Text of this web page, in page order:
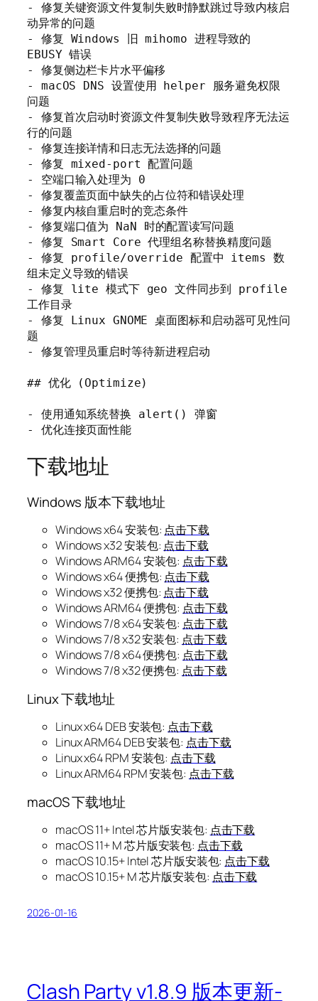
- 修复关键资源文件复制失败时静默跳过导致内核启
动异常的问题
- 修复 Windows 旧 mihomo 进程导致的
EBUSY 错误
- 修复侧边栏卡片水平偏移
- macOS DNS 设置使用 helper 服务避免权限
问题
- 修复首次启动时资源文件复制失败导致程序无法运
行的问题
- 修复连接详情和日志无法选择的问题
- 修复 mixed-port 配置问题
- 空端口输入处理为 0
- 修复覆盖页面中缺失的占位符和错误处理
- 修复内核自重启时的竞态条件
- 修复端口值为 NaN 时的配置读写问题
- 修复 Smart Core 代理组名称替换精度问题
- 修复 profile/override 配置中 items 数
组未定义导致的错误
- 修复 lite 模式下 geo 文件同步到 profile
工作目录
- 修复 Linux GNOME 桌面图标和启动器可见性问
题
- 修复管理员重启时等待新进程启动
## 优化 (Optimize)
- 使用通知系统替换 alert() 弹窗
- 优化连接页面性能
下载地址
Windows 版本下载地址
Windows x64 安装包: 点击下载
Windows x32 安装包: 点击下载
Windows ARM64 安装包: 点击下载
Windows x64 便携包: 点击下载
Windows x32 便携包: 点击下载
Windows ARM64 便携包: 点击下载
Windows 7/8 x64 安装包: 点击下载
Windows 7/8 x32 安装包: 点击下载
Windows 7/8 x64 便携包: 点击下载
Windows 7/8 x32 便携包: 点击下载
Linux 下载地址
Linux x64 DEB 安装包: 点击下载
Linux ARM64 DEB 安装包: 点击下载
Linux x64 RPM 安装包: 点击下载
Linux ARM64 RPM 安装包: 点击下载
macOS 下载地址
macOS 11+ Intel 芯片版安装包: 点击下载
macOS 11+ M 芯片版安装包: 点击下载
macOS 10.15+ Intel 芯片版安装包: 点击下载
macOS 10.15+ M 芯片版安装包: 点击下载
2026-01-16
Clash Party v1.8.9 版本更新-